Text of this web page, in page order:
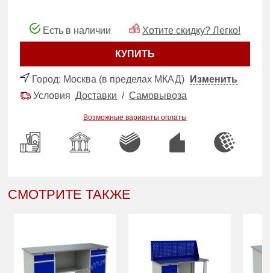
Есть в наличии Хотите скидку? Легко!
КУПИТЬ
Город: Москва (в пределах МКАД)
Изменить
УсловияДоставки /Самовывоза
Возможные варианты оплаты
СМОТРИТЕ ТАКЖЕ